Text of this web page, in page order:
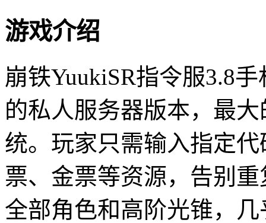
游戏介绍
崩铁YuukiSR指令服3.8
的私人服务器版本，最
统。玩家只需输入指定
票、金票等资源，告别
全部角色和高阶光锥，